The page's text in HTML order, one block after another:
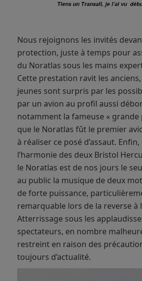
Nous rejoignons les invités
protection, juste à temps pour
du Noratlas sous les mains
Cette prestation ravit les
jeunes sont surpris par les
par un avion au profil aussi
notamment la fameuse « grande
que le Noratlas fût le premier
à réaliser ce posé d’assaut.
l’harmonie des deux Bristol
le Noratlas est de nos jours le
au public la musique de deux
de forte puissance,
remarquable lors de la reverse à
Atterrissage sous les
spectateurs, en nombre
restreint en raison des
toujours d’actualité.